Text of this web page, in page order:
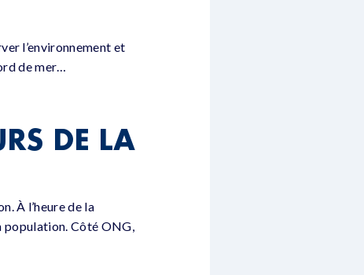
l’environnement et
de mer…
DE LA
À l’heure de la
population. Côté ONG,